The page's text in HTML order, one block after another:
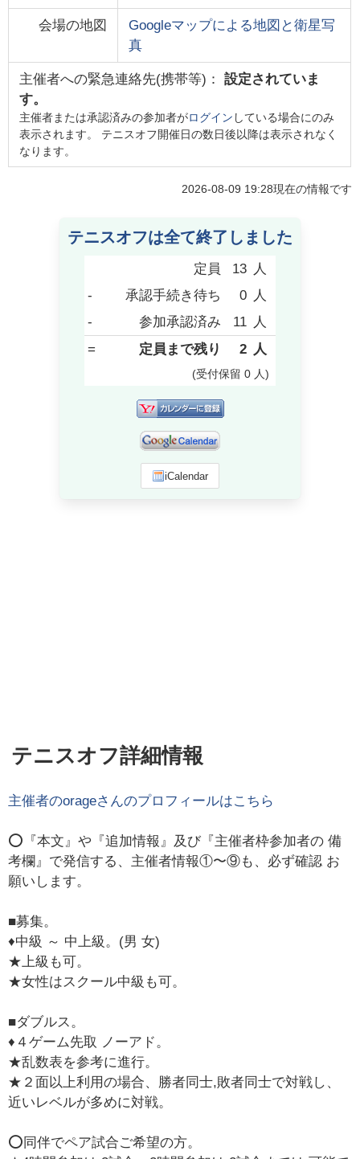
会場の地図
Googleマップによる地図と衛星写
真
主催者への緊急連絡先(携帯等)： 設定されていま
す。
主催者または承認済みの参加者がログイン している場合にのみ
表示されます。 テニスオフ開催日の数日後以降は表示されなく
なります。
2026-08-09 19:28現在の情報です
テニスオフは全て終了しました
定員 13 人
-
承認手続き待ち 0 人
-
参加承認済み 11 人
=
定員まで残り 2 人
(受付保留 0 人)
iCalendar
テニスオフ詳細情報
主催者のorageさんのプロフィールはこちら
⭕️『本文』や『追加情報』及び『主催者枠参加者の 備
考欄』で発信する、主催者情報①〜⑨も、必ず確認 お
願いします。
■募集。
♦️中級 ～ 中上級。(男 女)
★上級も可。
★女性はスクール中級も可。
■ダブルス。
♦️４ゲーム先取 ノーアド。
★乱数表を参考に進行。
★２面以上利用の場合、勝者同士,敗者同士で対戦し、
近いレベルが多めに対戦。
⭕️同伴でペア試合ご希望の方。